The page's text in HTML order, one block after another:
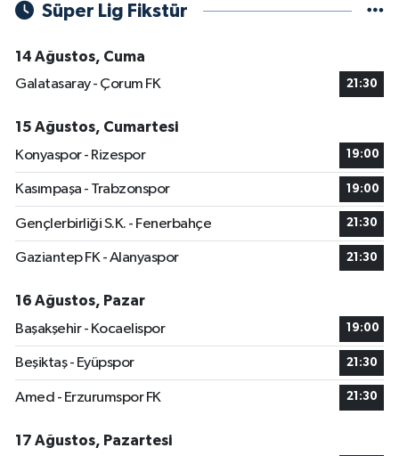
Süper Lig Fikstür
14 Ağustos, Cuma
Galatasaray - Çorum FK
21:30
15 Ağustos, Cumartesi
Konyaspor - Rizespor
19:00
Kasımpaşa - Trabzonspor 19:00
Gençlerbirliği S.K. - Fenerbahçe 21:30
Gaziantep FK - Alanyaspor 21:30
16 Ağustos, Pazar
Başakşehir - Kocaelispor
19:00
Beşiktaş - Eyüpspor 21:30
Amed - Erzurumspor FK 21:30
17 Ağustos, Pazartesi